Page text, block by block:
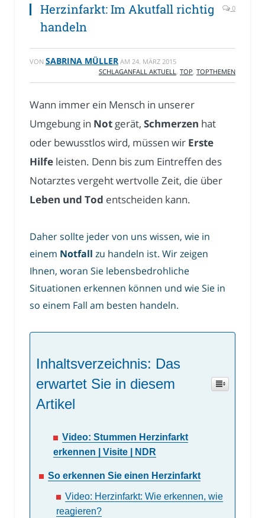
Herzinfarkt: Im Akutfall richtig
handeln
0
VON SABRINA MÜLLER AM 24. MÄRZ 2015
SCHLAGANFALL AKTUELL
TOP TOPTHEMEN
Wann immer ein Mensch in unserer
Umgebung in Not gerät, Schmerzen hat
oder bewusstlos wird, müssen wir Erste
Hilfe leisten. Denn bis zum Eintreffen des
Notarztes vergeht wertvolle Zeit, die über
Leben und Tod entscheiden kann.
Daher sollte jeder von uns wissen, wie in
einem Notfall zu handeln ist. Wir zeigen
Ihnen, woran Sie lebensbedrohliche
Situationen erkennen können und wie Sie in
so einem Fall am besten handeln.
Inhaltsverzeichnis: Das
erwartet Sie in diesem
Artikel
Video: Stummen Herzinfarkt
erkennen | Visite | NDR
So erkennen Sie einen Herzinfarkt
Video: Herzinfarkt: Wie erkennen, wie
reagieren?